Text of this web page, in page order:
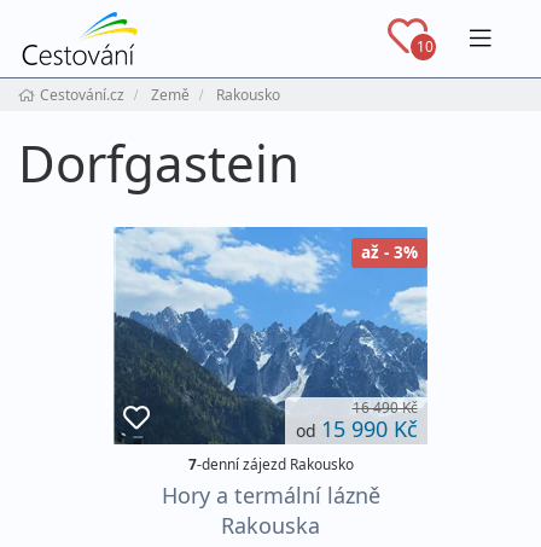
10
Cestování.cz Země Rakousko
Dorfgastein
až - 3%
16 490 Kč
od 15 990 Kč
7-denní zájezd Rakousko
Hory a termální lázně
Rakouska